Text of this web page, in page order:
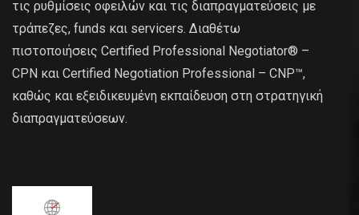
τις ρυθμίσεις οφειλών και τις διαπραγματεύσεις με
τράπεζες, funds και servicers. Διαθέτω
πιστοποιήσεις Certified Professional Negotiator® –
CPN και Certified Negotiation Professional – CNP™,
καθώς και εξειδικευμένη εκπαίδευση στη στρατηγική
διαπραγματεύσεων.